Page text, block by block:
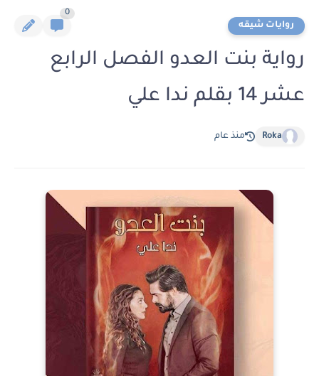
روايات شيقه
0
رواية بنت العدو الفصل الرابع
عشر 14 بقلم ندا علي
Roka منذ عام